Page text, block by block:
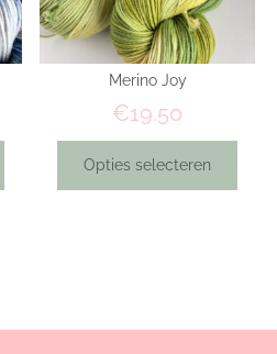
Merino Joy
€19.50
Opties selecteren